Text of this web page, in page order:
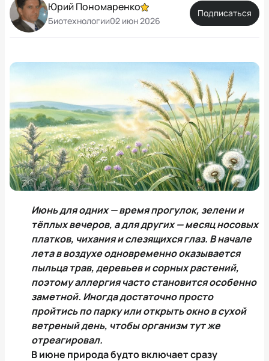
Юрий Пономаренко
Биотехнологии02 июн 2026
Подписаться
Июнь для одних — время прогулок, зелени и
тёплых вечеров, а для других — месяц носовых
платков, чихания и слезящихся глаз. В начале
лета в воздухе одновременно оказывается
пыльца трав, деревьев и сорных растений,
поэтому аллергия часто становится особенно
заметной. Иногда достаточно просто
пройтись по парку или открыть окно в сухой
ветреный день, чтобы организм тут же
отреагировал.
В июне природа будто включает сразу